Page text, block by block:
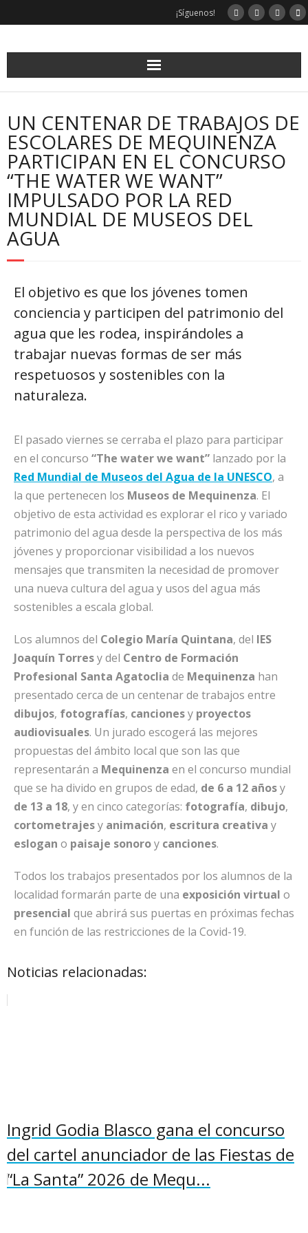
¡Síguenos!
UN CENTENAR DE TRABAJOS DE
ESCOLARES DE MEQUINENZA
PARTICIPAN EN EL CONCURSO
“THE WATER WE WANT”
IMPULSADO POR LA RED
MUNDIAL DE MUSEOS DEL
AGUA
El objetivo es que los jóvenes tomen
conciencia y participen del patrimonio del
agua que les rodea, inspirándoles a
trabajar nuevas formas de ser más
respetuosos y sostenibles con la
naturaleza.
El pasado viernes se cerraba el plazo para participar
en el concurso “The water we want” lanzado por la
Red Mundial de Museos del Agua de la UNESCO, a
la que pertenecen los Museos de Mequinenza. El
objetivo de esta actividad es explorar el rico y variado
patrimonio del agua desde la perspectiva de los más
jóvenes y proporcionar visibilidad a los nuevos
mensajes que transmiten la necesidad de promover
una nueva cultura del agua y usos del agua más
sostenibles a escala global.
Los alumnos del Colegio María Quintana, del IES
Joaquín Torresy del Centro de Formación
Profesional Santa Agatoclia de Mequinenza han
presentado cerca de un centenar de trabajos entre
dibujos, fotografías, cancionesy proyectos
audiovisuales. Un jurado escogerá las mejores
propuestas del ámbito local que son las que
representarán a Mequinenza en el concurso mundial
que se ha divido en grupos de edad, de 6 a 12 añosy
de 13 a 18, y en cinco categorías: fotografía, dibujo,
cortometrajesy animación, escritura creativa y
eslogan o paisaje sonoroy canciones.
Todos los trabajos presentados por los alumnos de la
localidad formarán parte de una exposición virtual o
presencial que abrirá sus puertas en próximas fechas
en función de las restricciones de la Covid-19.
Noticias relacionadas:
Ingrid Godia Blasco gana el concurso
del cartel anunciador de las Fiestas de
“La Santa” 2026 de Mequ...